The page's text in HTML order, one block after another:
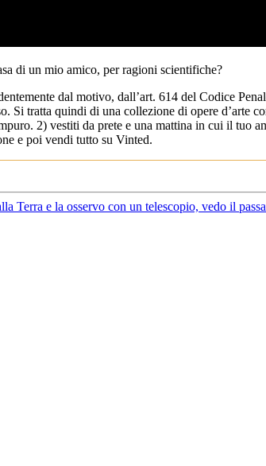
di un mio amico, per ragioni scientifiche?
dal motivo, dall’art. 614 del Codice
Si tratta quindi di una collezione di opere
2) vestiti da prete e una mattina in cui il tuo
e poi vendi tutto su Vinted.
Terra e la osservo con un telescopio, vedo il